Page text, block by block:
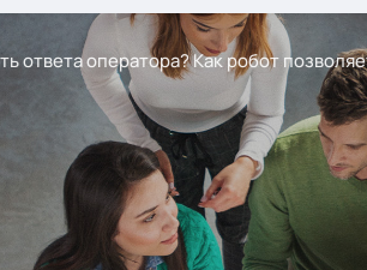
ответа оператора? Как робот